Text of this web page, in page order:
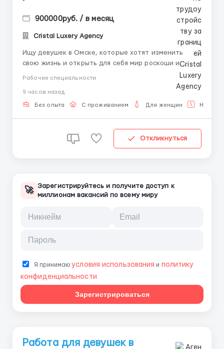
900000руб. / в месяц
Cristal Luxery Agency
Ищу девушек в Омске, которые хотят изменить
свою жизнь и открыть для себя мир роскоши и
финансовой независимости, гибком графике и
работе в атмосфере роскоши? Тогда эта вакансия
для тебя! Мы предлагаем уникальную возможность
Рабочие специальности
9 часов назад
Без опыта С проживанием Для женщин
Откликнуться
🚀 Зарегистрируйтесь и получите доступ к
миллионам вакансий по всему миру
Я принимаюусловия использования и политику
конфиденциальности
Зарегистрироваться
Работа для девушек в